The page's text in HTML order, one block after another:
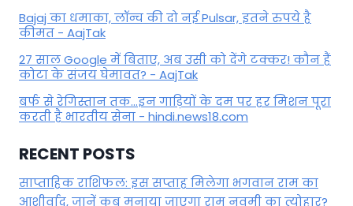
Bajaj का धमाका, लॉन्च की दो नई Pulsar, इतने रुपये है
कीमत - AajTak
27 साल Google में बिताए, अब उसी को देंगे टक्कर! कौन हैं
कोटा के संजय घेमावत? - AajTak
बर्फ से रेगिस्तान तक...इन गाड़ियों के दम पर हर मिशन पूरा
करती है भारतीय सेना - hindi.news18.com
RECENT POSTS
साप्ताहिक राशिफल: इस सप्ताह मिलेगा भगवान राम का
आशीर्वाद, जानें कब मनाया जाएगा राम नवमी का त्योहार?